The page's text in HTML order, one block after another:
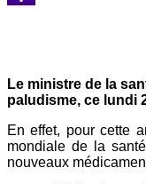
Le ministre de la
paludisme, ce lundi
En effet, pour cette
mondiale de la
nouveaux